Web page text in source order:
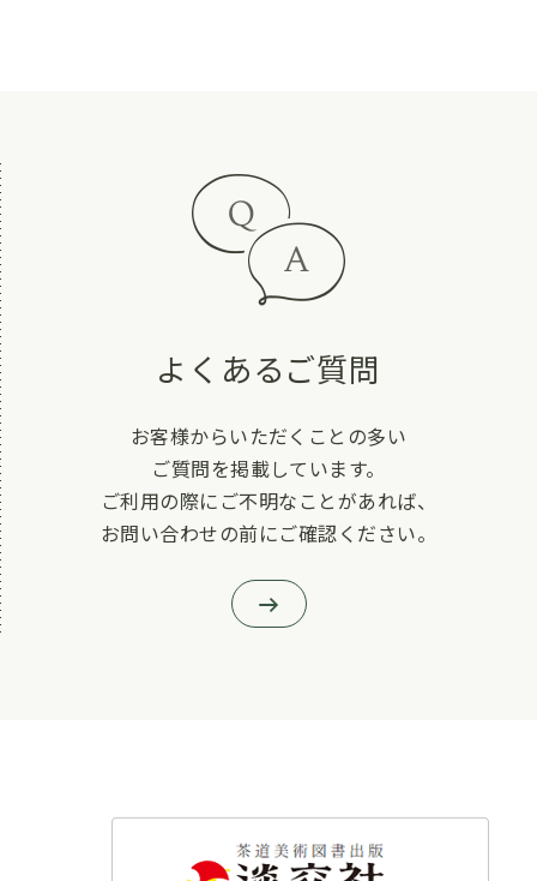
よくあるご質問
お客様からいただくことの多い
ご質問を掲載しています。
ご利用の際にご不明なことがあれば、
お問い合わせの前にご確認ください。